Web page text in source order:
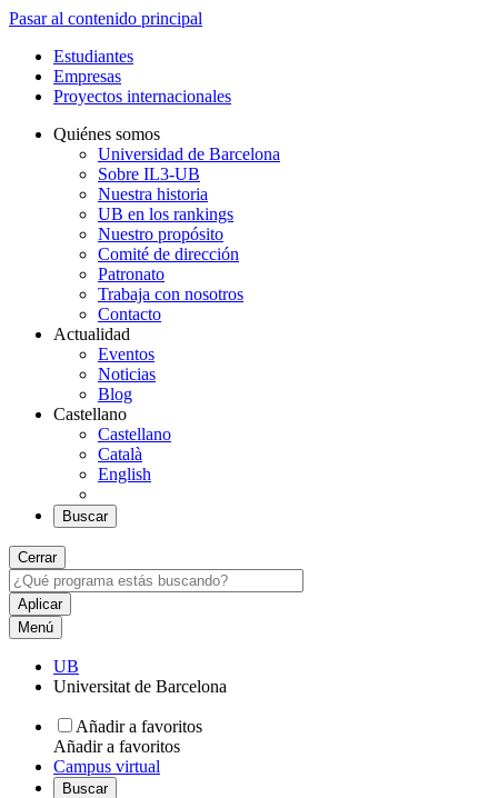
Pasar al contenido principal
Estudiantes
Empresas
Proyectos internacionales
Quiénes somos
Universidad de Barcelona
Sobre IL3-UB
Nuestra historia
UB en los rankings
Nuestro propósito
Comité de dirección
Patronato
Trabaja con nosotros
Contacto
Actualidad
Eventos
Noticias
Blog
Castellano
Castellano
Català
English
Buscar
Cerrar
Menú
UB
Universitat de Barcelona
Añadir a favoritos
Añadir a favoritos
Campus virtual
Buscar